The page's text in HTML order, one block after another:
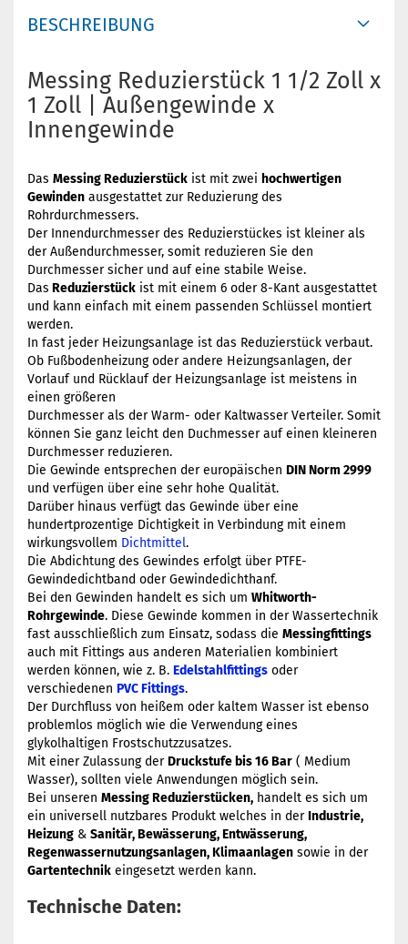
BESCHREIBUNG
Messing Reduzierstück 1 1/2 Zoll x
1 Zoll | Außengewinde x
Innengewinde
Das Messing Reduzierstück ist mit zwei hochwertigen
Gewinden ausgestattet zur Reduzierung des
Rohrdurchmessers.
Der Innendurchmesser des Reduzierstückes ist kleiner als
der Außendurchmesser, somit reduzieren Sie den
Durchmesser sicher und auf eine stabile Weise.
Das Reduzierstück ist mit einem 6 oder 8-Kant ausgestattet
und kann einfach mit einem passenden Schlüssel montiert
werden.
In fast jeder Heizungsanlage ist das Reduzierstück verbaut.
Ob Fußbodenheizung oder andere Heizungsanlagen, der
Vorlauf und Rücklauf der Heizungsanlage ist meistens in
einen größeren
Durchmesser als der Warm- oder Kaltwasser Verteiler. Somit
können Sie ganz leicht den Duchmesser auf einen kleineren
Durchmesser reduzieren.
Die Gewinde entsprechen der europäischen DIN Norm 2999
und verfügen über eine sehr hohe Qualität.
Darüber hinaus verfügt das Gewinde über eine
hundertprozentige Dichtigkeit in Verbindung mit einem
wirkungsvollem Dichtmittel.
Die Abdichtung des Gewindes erfolgt über PTFE-
Gewindedichtband oder Gewindedichthanf.
Bei den Gewinden handelt es sich um Whitworth-
Rohrgewinde. Diese Gewinde kommen in der Wassertechnik
fast ausschließlich zum Einsatz, sodass die Messingfittings
auch mit Fittings aus anderen Materialien kombiniert
werden können, wie z. B. Edelstahlfittings oder
verschiedenen PVC Fittings.
Der Durchfluss von heißem oder kaltem Wasser ist ebenso
problemlos möglich wie die Verwendung eines
glykolhaltigen Frostschutzzusatzes.
Mit einer Zulassung derDruckstufe bis 16 Bar ( Medium
Wasser), sollten viele Anwendungen möglich sein.
Bei unseren Messing Reduzierstücken, handelt es sich um
ein universell nutzbares Produkt welches in derIndustrie,
Heizung & Sanitär, Bewässerung, Entwässerung,
Regenwassernutzungsanlagen, Klimaanlagen sowie in der
Gartentechnik eingesetzt werden kann.
Technische Daten: